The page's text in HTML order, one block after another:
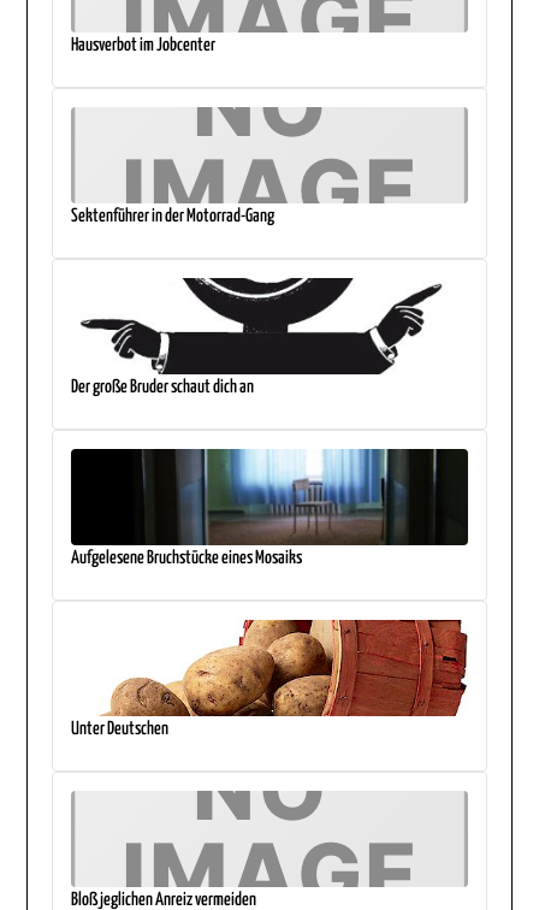
Hausverbot im Jobcenter
Sektenführer in der Motorrad-Gang
Der große Bruder schaut dich an
Aufgelesene Bruchstücke eines Mosaiks
Unter Deutschen
Bloß jeglichen Anreiz vermeiden